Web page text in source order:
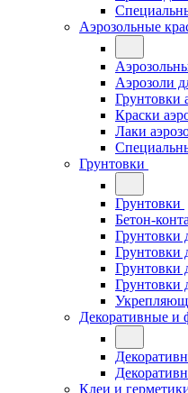
Аэрозольные
Аэрозоли
Грунтовки
Краски
Лаки
Грунтовки
Грунтовки
Бетон-
Грунтовки
Грунтовки
Грунтовки
Грунтовки
Декоративные и
Клеи и